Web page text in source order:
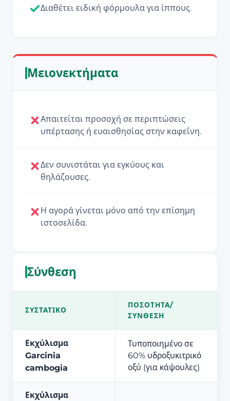
Διαθέτει ειδική φόρμουλα για ίππους.
Μειονεκτήματα
Απαιτείται προσοχή σε περιπτώσεις
υπέρτασης ή ευαισθησίας στην καφεΐνη.
Δεν συνιστάται για εγκύους και
θηλάζουσες.
Η αγορά γίνεται μόνο από την επίσημη
ιστοσελίδα.
Σύνθεση
ΣΥΣΤΑΤΙΚΌ
ΠΟΣΌΤΗΤΑ/
ΣΎΝΘΕΣΗ
Εκχύλισμα
Garcinia
cambogia
Τυποποιημένο σε
60% υδροξυκιτρικό
οξύ (για κάψουλες)
Εκχύλισμα